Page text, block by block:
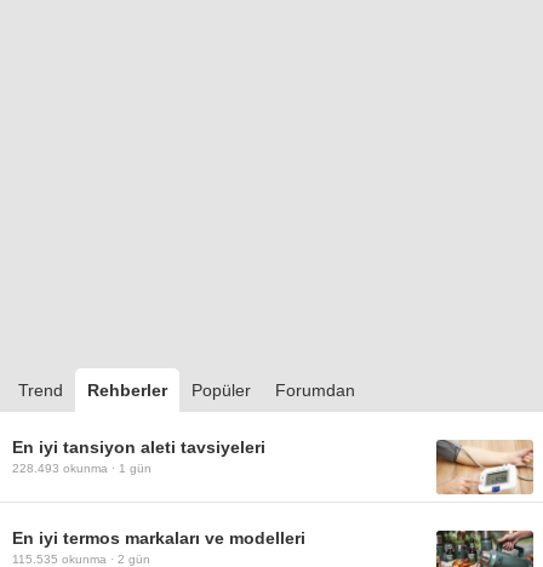
Trend Rehberler Popüler Forumdan
En iyi tansiyon aleti tavsiyeleri
228.493 okunma · 1 gün
En iyi termos markaları ve modelleri
115.535 okunma · 2 gün